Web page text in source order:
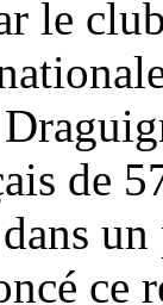
le
de
ce